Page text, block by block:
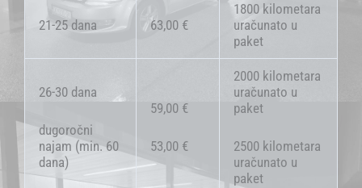
21-25 dana 63,00 €
1800 kilometara
uračunato u
paket
26-30 dana
dugoročni
najam (min. 60
dana)
59,00 €
53,00 €
2000 kilometara
uračunato u
paket
2500 kilometara
uračunato u
paket